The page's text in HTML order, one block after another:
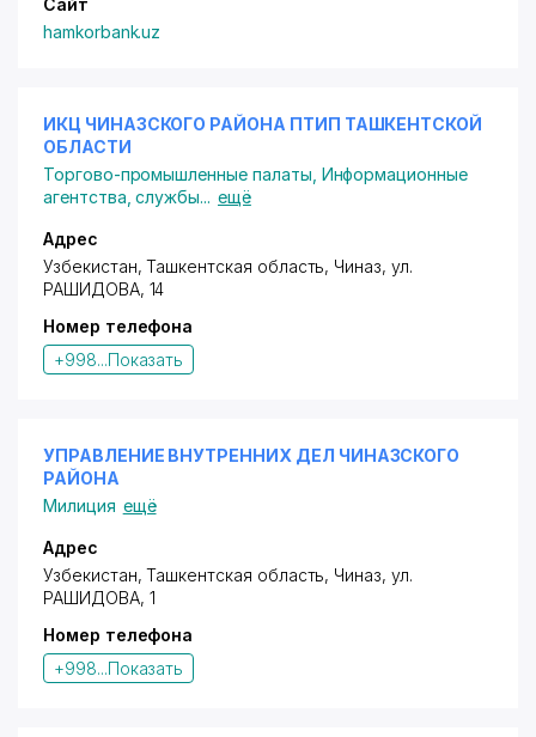
Сайт
hamkorbank.uz
ИКЦ ЧИНАЗСКОГО РАЙОНА ПТИП ТАШКЕНТСКОЙ
ОБЛАСТИ
Торгово-промышленные палаты Информационные
агентства, службы... ещё
Адрес
Узбекистан, Ташкентская область, Чиназ, ул.
РАШИДОВА, 14
Номер телефона
+998...Показать
УПРАВЛЕНИЕ ВНУТРЕННИХ ДЕЛ ЧИНАЗСКОГО
РАЙОНА
Милиция ещё
Адрес
Узбекистан, Ташкентская область, Чиназ, ул.
РАШИДОВА, 1
Номер телефона
+998...Показать